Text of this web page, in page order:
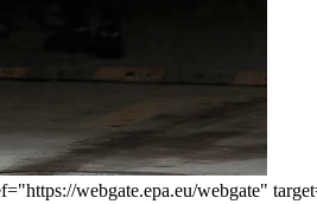
webgate.epa.eu/webgate"